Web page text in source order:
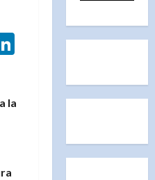
LinkedIn
la